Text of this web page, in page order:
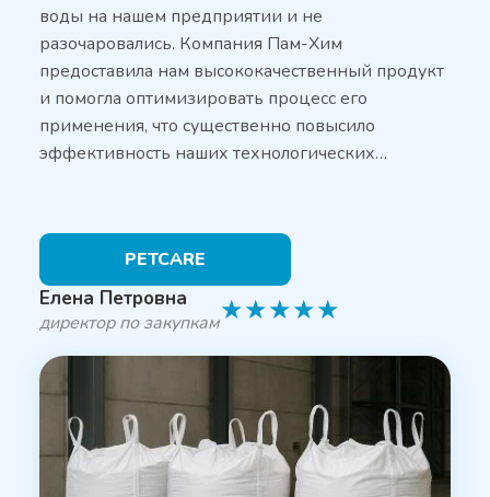
воды на нашем предприятии и не
разочаровались. Компания Пам-Хим
предоставила нам высококачественный продукт
и помогла оптимизировать процесс его
применения, что существенно повысило
эффективность наших технологических…
PETCARE
Елена Петровна
директор по закупкам★★★★★